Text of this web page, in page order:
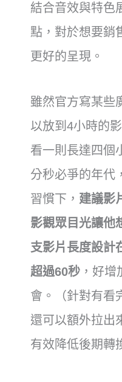
結合音效與特色
點，對於想要銷
更好的呈現。
雖然官方寫某些
以放到4小時的
看一則長達四個
分秒必爭的年代
習慣下， 建議影
影觀眾目光讓他
支影片長度設計
超過60秒 ，好
會。（針對有看
還可以額外拉出
有效降低後期轉